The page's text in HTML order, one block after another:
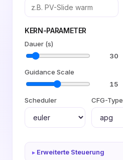
KERN-PARAMETER
Dauer (s)
30
Guidance Scale
15
Scheduler
CFG-Type
Erweiterte Steuerung